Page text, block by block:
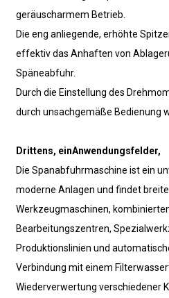
geräuscharmem Betrieb.
Die eng anliegende, erhöhte
effektiv das Anhaften von
Späneabfuhr.
Durch die Einstellung des
durch unsachgemäße Bedienung
Drittens, einAnwendungsfelder,
Die Spanabfuhrmaschine ist ein
moderne Anlagen und findet
Werkzeugmaschinen,
Bearbeitungszentren,
Produktionslinien und
Verbindung mit einem
Wiederverwertung verschiedener